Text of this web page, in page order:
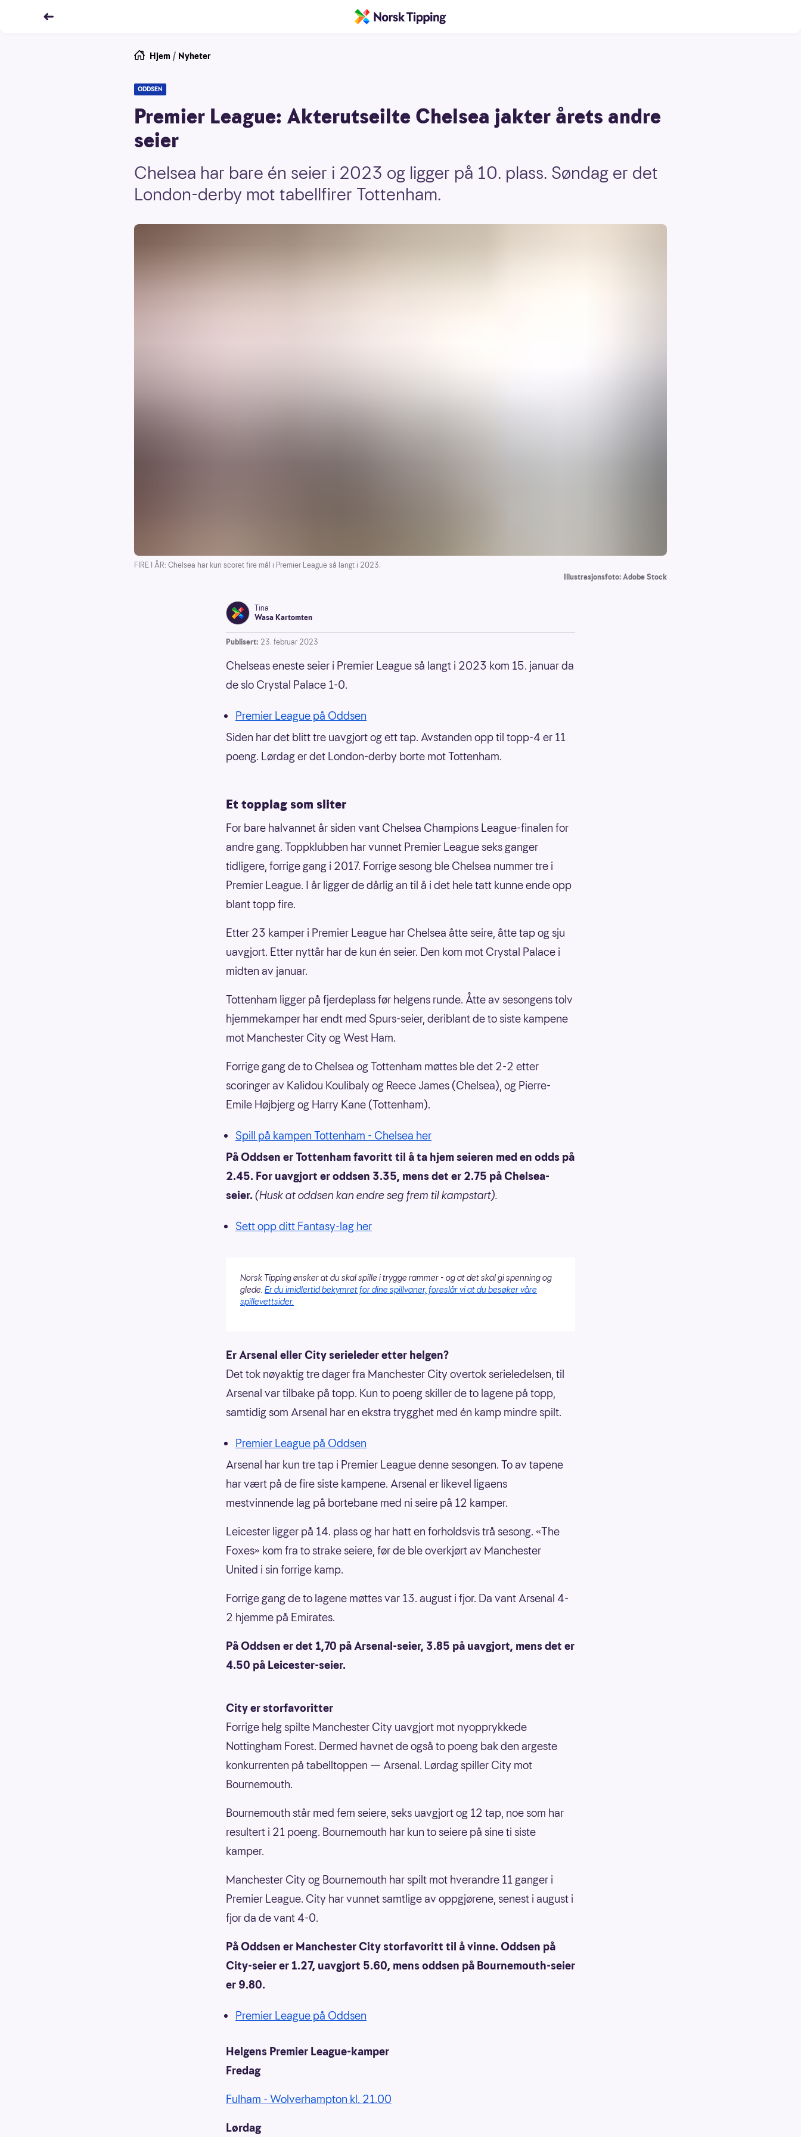
Hjem / Nyheter
ODDSEN
Premier League: Akterutseilte Chelsea jakter årets andre
seier
Chelsea har bare én seier i 2023 og ligger på 10. plass. Søndag er det
London-derby mot tabellfirer Tottenham.
FIRE I ÅR: Chelsea har kun scoret fire mål i Premier League så langt i 2023.
Illustrasjonsfoto: Adobe Stock
Tina
Wasa Kartomten
Publisert: 23. februar 2023
Chelseas eneste seier i Premier League så langt i 2023 kom 15. januar da
de slo Crystal Palace 1-0.
Premier League på Oddsen
Siden har det blitt tre uavgjort og ett tap. Avstanden opp til topp-4 er 11
poeng. Lørdag er det London-derby borte mot Tottenham.
Et topplag som sliter
For bare halvannet år siden vant Chelsea Champions League-finalen for
andre gang. Toppklubben har vunnet Premier League seks ganger
tidligere, forrige gang i 2017. Forrige sesong ble Chelsea nummer tre i
Premier League. I år ligger de dårlig an til å i det hele tatt kunne ende opp
blant topp fire.
Etter 23 kamper i Premier League har Chelsea åtte seire, åtte tap og sju
uavgjort. Etter nyttår har de kun én seier. Den kom mot Crystal Palace i
midten av januar.
Tottenham ligger på fjerdeplass før helgens runde. Åtte av sesongens tolv
hjemmekamper har endt med Spurs-seier, deriblant de to siste kampene
mot Manchester City og West Ham.
Forrige gang de to Chelsea og Tottenham møttes ble det 2-2 etter
scoringer av Kalidou Koulibaly og Reece James (Chelsea), og Pierre-
Emile Højbjerg og Harry Kane (Tottenham).
Spill på kampen Tottenham - Chelsea her
På Oddsen er Tottenham favoritt til å ta hjem seieren med en odds på
2.45. For uavgjort er oddsen 3.35, mens det er 2.75 på Chelsea-
seier.(Husk at oddsen kan endre seg frem til kampstart).
Sett opp ditt Fantasy-lag her
Norsk Tipping ønsker at du skal spille i trygge rammer - og at det skal gi spenning og
glede. Er du imidlertid bekymret for dine spillvaner, foreslår vi at du besøker våre
spillevettsider.
Er Arsenal eller City serieleder etter helgen?
Det tok nøyaktig tre dager fra Manchester City overtok serieledelsen, til
Arsenal var tilbake på topp. Kun to poeng skiller de to lagene på topp,
samtidig som Arsenal har en ekstra trygghet med én kamp mindre spilt.
Premier League på Oddsen
Arsenal har kun tre tap i Premier League denne sesongen. To av tapene
har vært på de fire siste kampene. Arsenal er likevel ligaens
mestvinnende lag på bortebane med ni seire på 12 kamper.
Leicester ligger på 14. plass og har hatt en forholdsvis trå sesong. «The
Foxes» kom fra to strake seiere, før de ble overkjørt av Manchester
United i sin forrige kamp.
Forrige gang de to lagene møttes var 13. august i fjor. Da vant Arsenal 4-
2 hjemme på Emirates.
På Oddsen er det 1,70 på Arsenal-seier, 3.85 på uavgjort, mens det er
4.50 på Leicester-seier.
City er storfavoritter
Forrige helg spilte Manchester City uavgjort mot nyopprykkede
Nottingham Forest. Dermed havnet de også to poeng bak den argeste
konkurrenten på tabelltoppen — Arsenal. Lørdag spiller City mot
Bournemouth.
Bournemouth står med fem seiere, seks uavgjort og 12 tap, noe som har
resultert i 21 poeng. Bournemouth har kun to seiere på sine ti siste
kamper.
Manchester City og Bournemouth har spilt mot hverandre 11 ganger i
Premier League. City har vunnet samtlige av oppgjørene, senest i august i
fjor da de vant 4-0.
På Oddsen er Manchester City storfavoritt til å vinne. Oddsen på
City-seier er 1.27, uavgjort 5.60, mens oddsen på Bournemouth-seier
er 9.80.
Premier League på Oddsen
Helgens Premier League-kamper
Fredag
Fulham - Wolverhampton kl. 21.00
Lørdag